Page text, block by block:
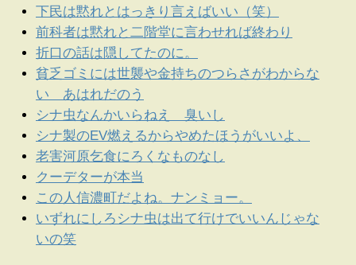
下民は黙れとはっきり言えばいい（笑）
前科者は黙れと二階堂に言わせれば終わり
折口の話は隠してたのに。
貧乏ゴミには世襲や金持ちのつらさがわからな
い あはれだのう
シナ虫なんかいらねえ 臭いし
シナ製のEV燃えるからやめたほうがいいよ、
老害河原乞食にろくなものなし
クーデターが本当
この人信濃町だよね。ナンミョー。
いずれにしろシナ虫は出て行けでいいんじゃな
いの笑